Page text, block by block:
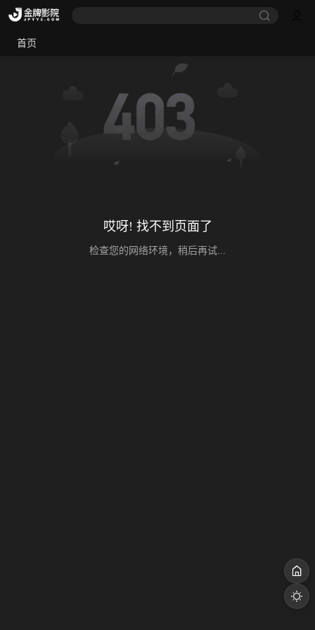
首页
哎呀! 找不到页面了
检查您的网络环境，稍后再试...